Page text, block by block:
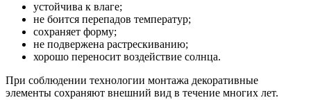
устойчива к влаге;
не боится перепадов температур;
сохраняет форму;
не подвержена растрескиванию;
хорошо переносит воздействие солнца.
При соблюдении технологии монтажа декоративные
элементы сохраняют внешний вид в течение многих лет.